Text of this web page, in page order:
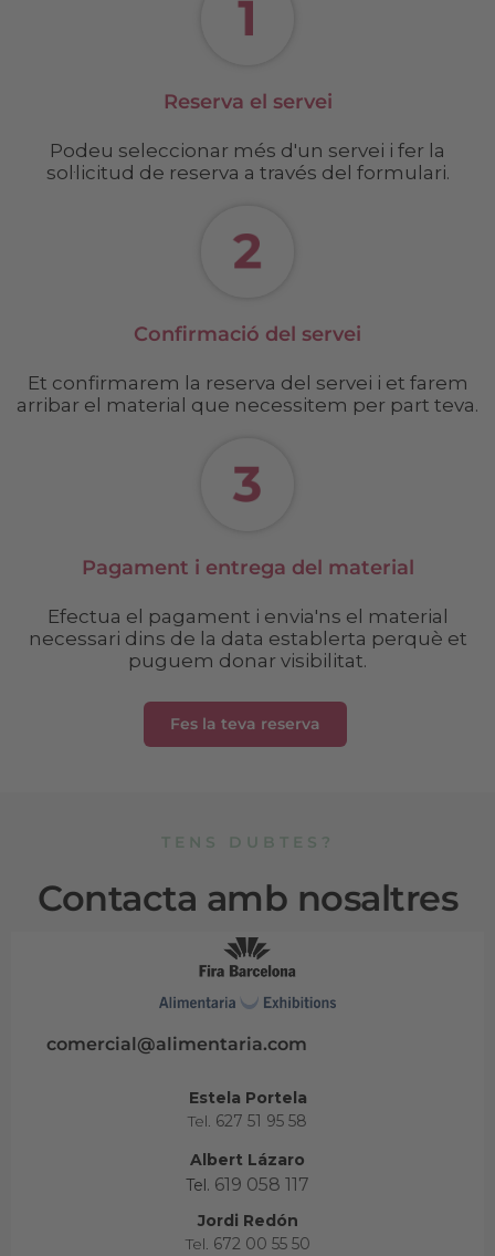
Reserva el servei
Podeu seleccionar més d'un servei i fer la
sol·licitud de reserva a través del formulari.
Confirmació del servei
Et confirmarem la reserva del servei i et farem
arribar el material que necessitem per part teva.
Pagament i entrega del material
Efectua el pagament i envia'ns el material
necessari dins de la data establerta perquè et
puguem donar visibilitat.
Fes la teva reserva
TENS DUBTES?
Contacta amb nosaltres
comercial@alimentaria.com
Estela Portela
Tel. 627 51 95 58
Albert Lázaro
Tel. 619 058 117
Jordi Redón
Tel. 672 00 55 50